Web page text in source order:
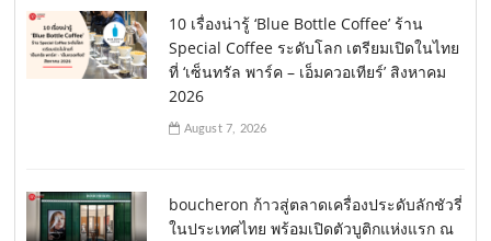
10 เรื่องน่ารู้ ‘Blue Bottle Coffee’ ร้าน
Special Coffee ระดับโลก เตรียมเปิดในไทย
ที่ ‘เซ็นทรัล พาร์ค – เอ็มควอเทียร์’ สิงหาคม
2026
August 7, 2026
boucheron ก้าวสู่ตลาดเครื่องประดับลักชัวรี่
ในประเทศไทย พร้อมเปิดตัวบูติกแห่งแรก ณ